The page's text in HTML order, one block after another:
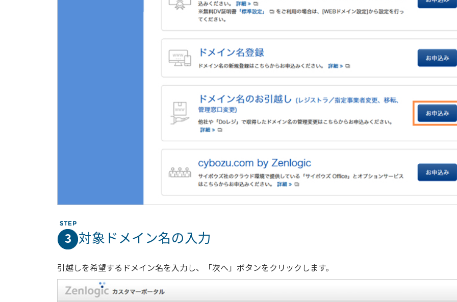
3 対象ドメイン名の入力
引越しを希望するドメイン名を入力し、「次へ」ボタンをクリックします。